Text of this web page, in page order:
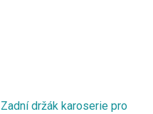
Zadní držák karoserie pro